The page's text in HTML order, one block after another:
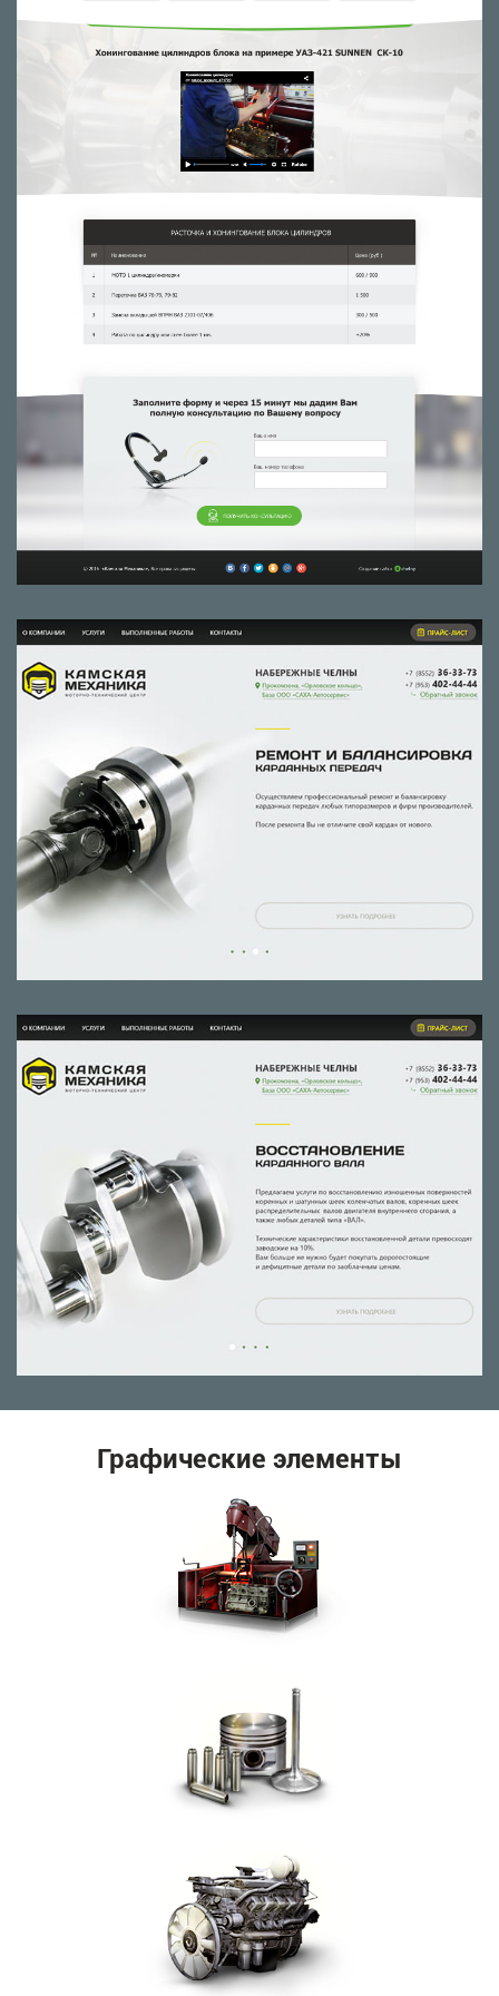
Графические элементы